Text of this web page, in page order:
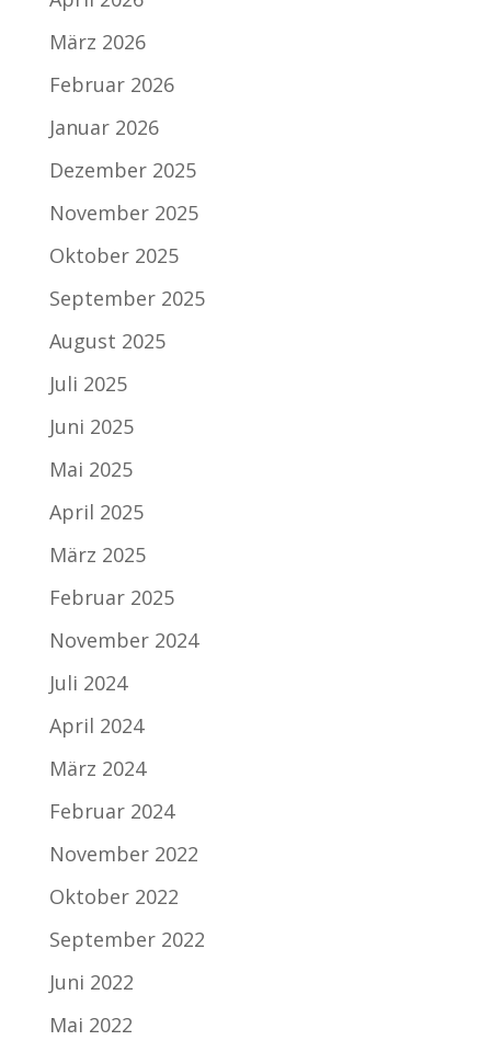
März 2026
Februar 2026
Januar 2026
Dezember 2025
November 2025
Oktober 2025
September 2025
August 2025
Juli 2025
Juni 2025
Mai 2025
April 2025
März 2025
Februar 2025
November 2024
Juli 2024
April 2024
März 2024
Februar 2024
November 2022
Oktober 2022
September 2022
Juni 2022
Mai 2022